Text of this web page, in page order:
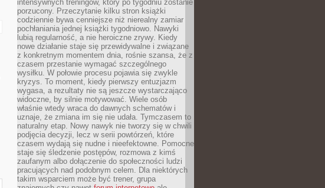
intensywnych treningów, który po tygodniu zostanie
porzucony. Przeczytanie kilku stron książki
codziennie bywa cenniejsze niż nierealny zamiar
pochłaniania jednej książki tygodniowo. Nawyki
lubią regularność, a nie heroiczne zrywy. Kiedy
nowe działanie staje się przewidywalne i związane
z konkretnym momentem dnia, rośnie szansa, że z
czasem przestanie wymagać szczególnego
wysiłku. W połowie procesu pojawia się zwykle
kryzys. To moment, kiedy pierwszy entuzjazm
wygasa, a rezultaty nie są jeszcze wystarczająco
widoczne, by silnie motywować. Wiele osób
właśnie wtedy wraca do dawnych schematów i
uznaje, że zmiana im się nie udała. Tymczasem to
naturalny etap. Nowy nawyk nie tworzy się w chwili
podjęcia decyzji, lecz w serii powtórzeń, które
czasem wydają się nudne i nieefektowne. Pomocne
staje się śledzenie postępów, rozmowa z kimś
zaufanym albo dołączenie do społeczności ludzi
pracujących nad podobnym celem. Dla niektórych
takim wsparciem może być trener, grupa